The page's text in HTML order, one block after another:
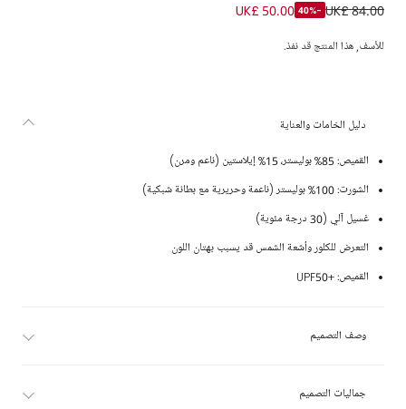
طقم سباحة بطبعة قرش لون أخضر وأزرق
UK£ 84.00
-40%
UK£ 50.00
للأسف, هذا المنتج قد نفذ.
دليل الخامات والعناية
القميص: 85% بوليستر، 15% إيلاستين (ناعم ومرن)
الشورت: 100% بوليستر (ناعمة وحريرية مع بطانة شبكية)
غسيل آلي (30 درجة مئوية)
التعرض للكلور وأشعة الشمس قد يسبب بهتان اللون
القميص: +UPF50
وصف التصميم
جماليات التصميم